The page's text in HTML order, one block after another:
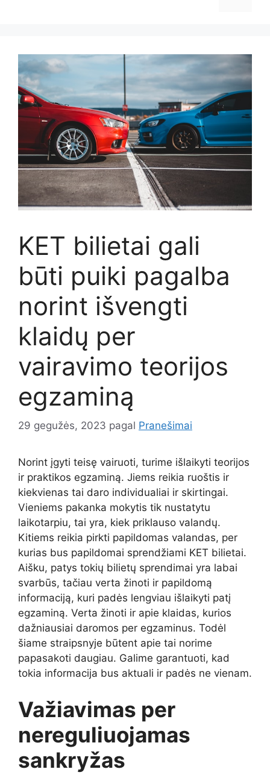
KET bilietai gali
būti puiki pagalba
norint išvengti
klaidų per
vairavimo teorijos
egzaminą
29 gegužės, 2023 pagal Pranešimai
Norint įgyti teisę vairuoti, turime išlaikyti teorijos
ir praktikos egzaminą. Jiems reikia ruoštis ir
kiekvienas tai daro individualiai ir skirtingai.
Vieniems pakanka mokytis tik nustatytu
laikotarpiu, tai yra, kiek priklauso valandų.
Kitiems reikia pirkti papildomas valandas, per
kurias bus papildomai sprendžiami KET bilietai.
Aišku, patys tokių bilietų sprendimai yra labai
svarbūs, tačiau verta žinoti ir papildomą
informaciją, kuri padės lengviau išlaikyti patį
egzaminą. Verta žinoti ir apie klaidas, kurios
dažniausiai daromos per egzaminus. Todėl
šiame straipsnyje būtent apie tai norime
papasakoti daugiau. Galime garantuoti, kad
tokia informacija bus aktuali ir padės ne vienam.
Važiavimas per
nereguliuojamas
sankryžas